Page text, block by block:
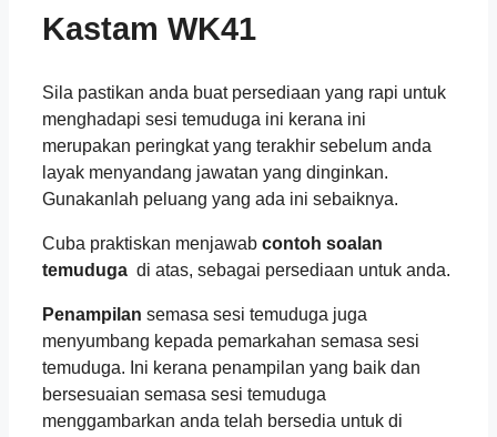
Kastam WK41
Sila pastikan anda buat persediaan yang rapi untuk
menghadapi sesi temuduga ini kerana ini
merupakan peringkat yang terakhir sebelum anda
layak menyandang jawatan yang dinginkan.
Gunakanlah peluang yang ada ini sebaiknya.
Cuba praktiskan menjawab contoh soalan
temuduga di atas, sebagai persediaan untuk anda.
Penampilan semasa sesi temuduga juga
menyumbang kepada pemarkahan semasa sesi
temuduga. Ini kerana penampilan yang baik dan
bersesuaian semasa sesi temuduga
menggambarkan anda telah bersedia untuk di